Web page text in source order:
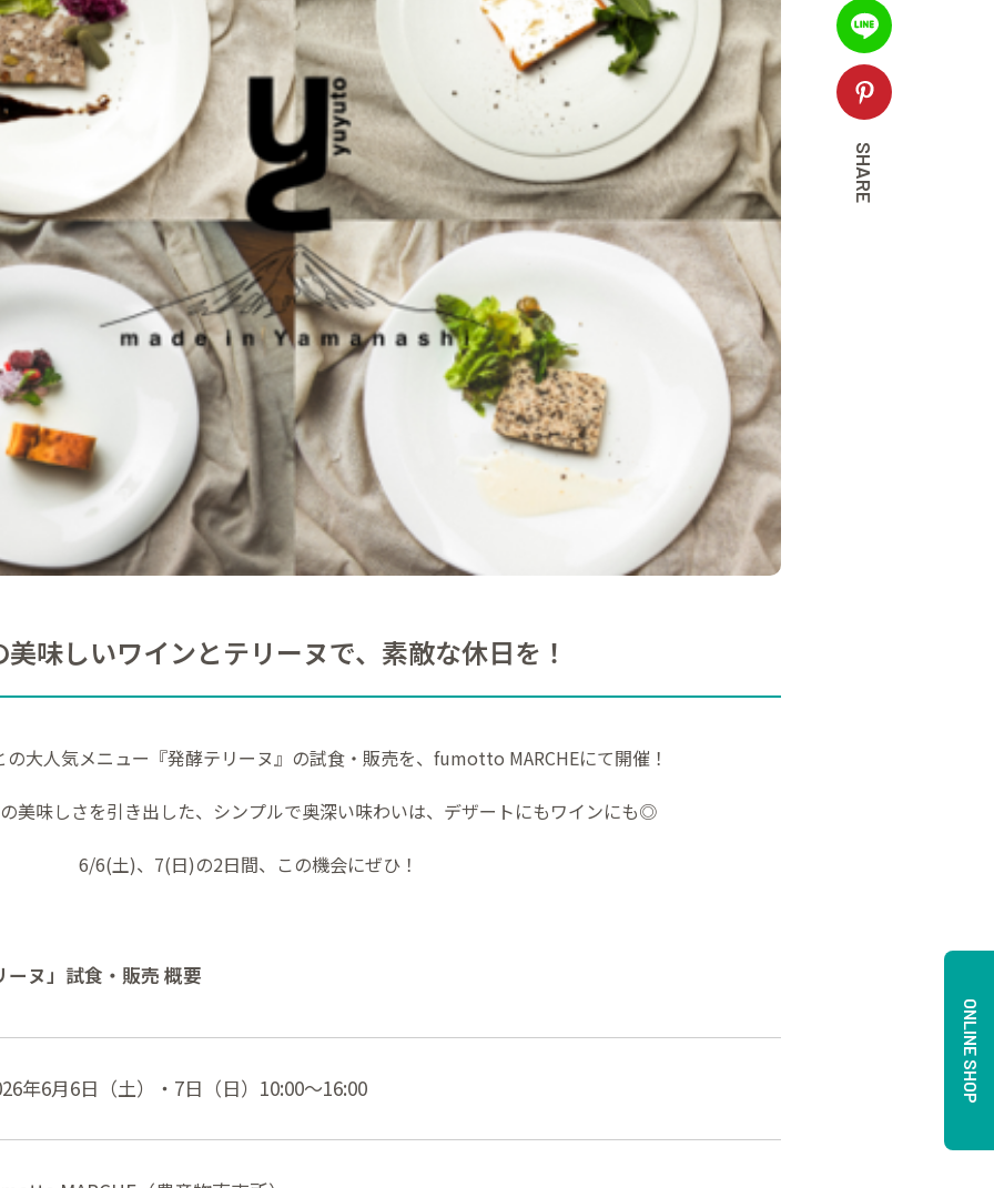
SHARE
味しいワインとテリーヌで、素敵な休日を！
大人気メニュー『発酵テリーヌ』の試食・販売を、fumotto MARCHEにて開催！
美味しさを引き出した、シンプルで奥深い味わいは、デザートにもワインにも◎
6/6(土)、7(日)の2日間、この機会にぜひ！
ヌ」試食・販売 概要
年6月6日（土）・7日（日）10:00～16:00 ONLINE SHOP